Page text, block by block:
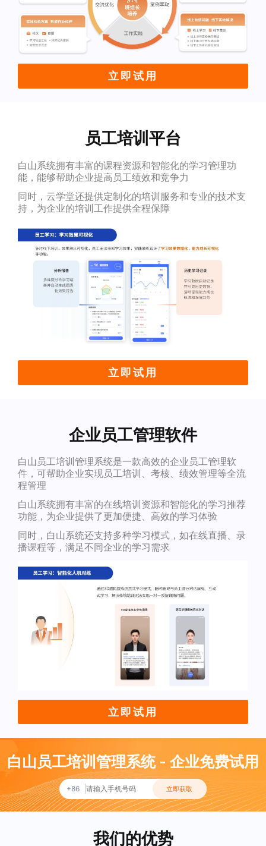
立即试用
员工培训平台
白山系统拥有丰富的课程资源和智能化的学习管理功
能，能够帮助企业提高员工绩效和竞争力
同时，云学堂还提供定制化的培训服务和专业的技术支
持，为企业的培训工作提供全程保障
立即试用
企业员工管理软件
白山员工培训管理系统是一款高效的企业员工管理软
件，可帮助企业实现员工培训、考核、绩效管理等全流
程管理
白山系统拥有丰富的在线培训资源和智能化的学习推荐
功能，为企业提供了更加便捷、高效的学习体验
同时，白山系统还支持多种学习模式，如在线直播、录
播课程等，满足不同企业的学习需求
立即试用
白山员工培训管理系统 - 企业免费试用
+86 立即获取
我们的优势